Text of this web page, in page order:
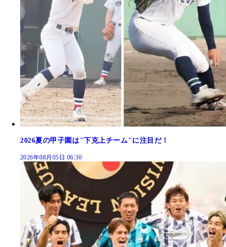
2026夏の甲子園は"下克上チーム"に注目だ！
2026年08月05日 06:30